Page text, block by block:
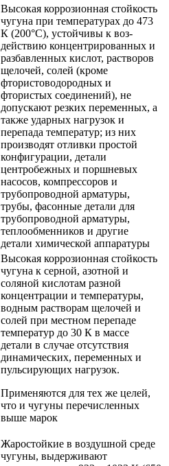
Высокая коррозионная стойкость
чугуна при температурах до 473
К (200°С), устойчивы к воз-
действию концентрированных и
разбавленных кислот, растворов
щелочей, солей (кроме
фтористоводородных и
фтористых соединений), не
допускают резких переменных, а
также ударных нагрузок и
перепада температур; из них
производят отливки простой
конфигурации, детали
центробежных и поршневых
насосов, компрессоров и
трубопроводной арматуры,
трубы, фасонные детали для
трубопроводной арматуры,
теплообменников и другие
детали химической аппаратуры
Высокая коррозионная стойкость
чугуна к серной, азотной и
соляной кислотам разной
концентрации и температуры,
водным растворам щелочей и
солей при местном перепаде
температур до 30 К в массе
детали в случае отсутствия
динамических, переменных и
пульсирующих нагрузок.
Применяются для тех же целей,
что и чугуны перечисленных
выше марок
Жаростойкие в воздушной среде
чугуны, выдерживают